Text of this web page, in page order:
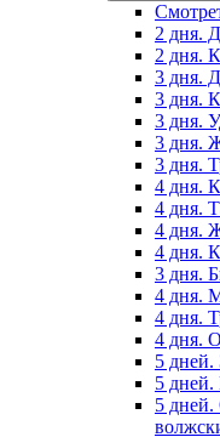
2 дня.
2 дня.
3 дня.
3 дня.
3 дня.
3 дня.
3 дня.
4 дня.
4 дня.
4 дня.
4 дня.
3 дня.
4 дня.
4 дня.
4 дня.
5 дней.
5 дней.
5 дней.